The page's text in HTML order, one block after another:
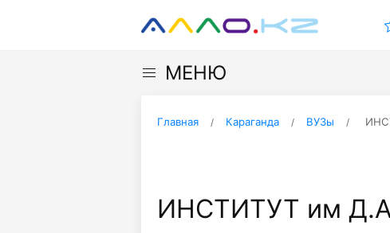
МЕНЮ
Главная Караганда ВУЗы
ИНСТИТУТ им